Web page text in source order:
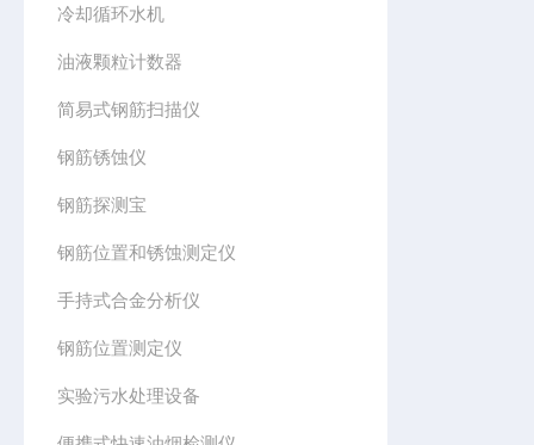
冷却循环水机
油液颗粒计数器
简易式钢筋扫描仪
钢筋锈蚀仪
钢筋探测宝
钢筋位置和锈蚀测定仪
手持式合金分析仪
钢筋位置测定仪
实验污水处理设备